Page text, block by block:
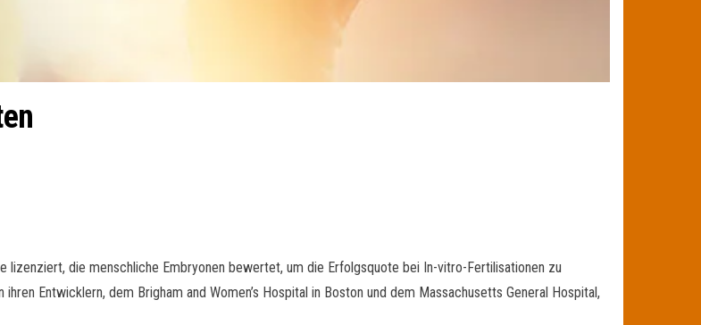
lizenziert, die menschliche Embryonen bewertet, um die Erfolgsquote bei In-vitro-Fertilisationen zu
Entwicklern, dem Brigham and Women’s Hospital in Boston und dem Massachusetts General Hospital,